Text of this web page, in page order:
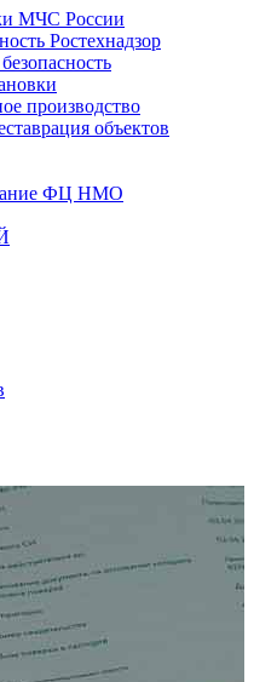
МЧС России
Ростехнадзор
производство
объектов
ФЦ НМО